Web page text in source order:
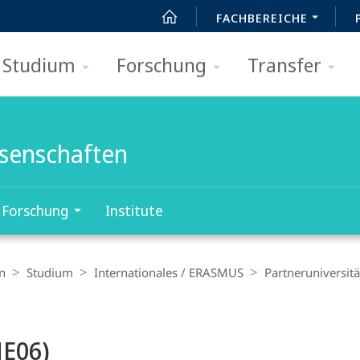
FACHBEREICHE
Studium Forschung Transfer
Forschung Institute
Studium Internationales / ERASMUS